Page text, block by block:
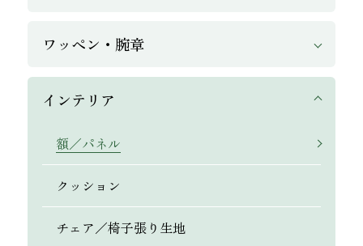
インテリア
ワッペン・腕章
インテリア
額／パネル
クッション
チェア／椅子張り生地